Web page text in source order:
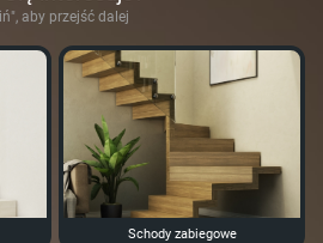
aby przejść dalej
Schody zabiegowe